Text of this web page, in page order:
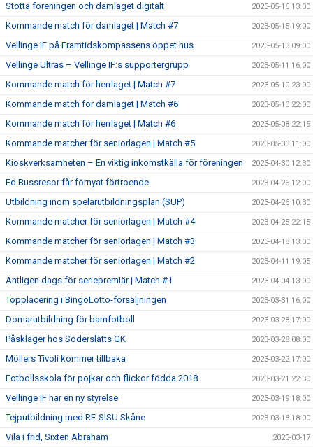
Stötta föreningen och damlaget digitalt 2023-05-16 13:00
Kommande match för damlaget | Match #7 2023-05-15 19:00
Vellinge IF på Framtidskompassens öppet hus 2023-05-13 09:00
Vellinge Ultras – Vellinge IF:s supportergrupp 2023-05-11 16:00
Kommande match för herrlaget | Match #7 2023-05-10 23:00
Kommande match för damlaget | Match #6 2023-05-10 22:00
Kommande match för herrlaget | Match #6 2023-05-08 22:15
Kommande matcher för seniorlagen | Match #5 2023-05-03 11:00
Kioskverksamheten – En viktig inkomstkälla för föreningen 2023-04-30 12:30
Ed Bussresor får förnyat förtroende 2023-04-26 12:00
Utbildning inom spelarutbildningsplan (SUP) 2023-04-26 10:30
Kommande matcher för seniorlagen | Match #4 2023-04-25 22:15
Kommande matcher för seniorlagen | Match #3 2023-04-18 13:00
Kommande matcher för seniorlagen | Match #2 2023-04-11 19:05
Äntligen dags för seriepremiär | Match #1 2023-04-04 13:00
Topplacering i BingoLotto-försäljningen 2023-03-31 16:00
Domarutbildning för barnfotboll 2023-03-28 17:00
Påskläger hos Söderslätts GK 2023-03-28 08:00
Möllers Tivoli kommer tillbaka 2023-03-22 17:00
Fotbollsskola för pojkar och flickor födda 2018 2023-03-21 22:30
Vellinge IF har en ny styrelse 2023-03-19 18:00
Tejputbildning med RF-SISU Skåne 2023-03-18 18:00
Vila i frid, Sixten Abraham 2023-03-17